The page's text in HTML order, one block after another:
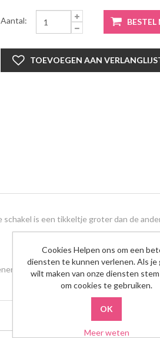
Aantal:
is een tikkeltje groter dan de
Cookies Helpen ons om een
diensten te kunnen verlenen. Als je
wilt maken van onze diensten
om cookies te gebruiken.
Meer weten